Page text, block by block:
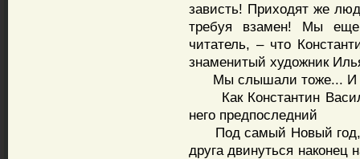
зависть! Приходят же
требуя взамен! Мы
читатель, – что
знаменитый художник
Мы слышали тоже... И
Как Константин
него предпоследний
Под самый Новый год,
друга двинуться наконец